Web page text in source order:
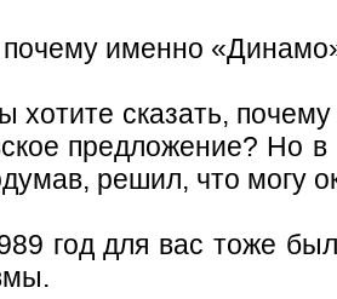
именно
сказать,
предложение? Но
решил, что могу
год для вас тоже